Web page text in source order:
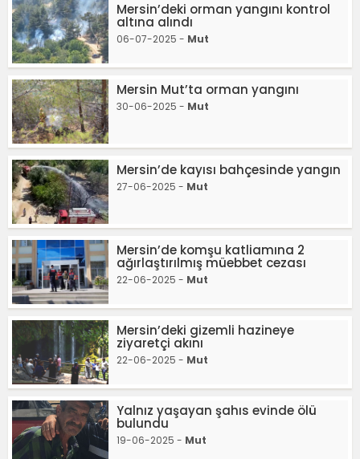
Mersin’deki orman yangını kontrol
altına alındı
06-07-2025 - Mut
Mersin Mut’ta orman yangını
30-06-2025 - Mut
Mersin’de kayısı bahçesinde yangın
27-06-2025 - Mut
Mersin’de komşu katliamına 2
ağırlaştırılmış müebbet cezası
22-06-2025 - Mut
Mersin’deki gizemli hazineye
ziyaretçi akını
22-06-2025 - Mut
Yalnız yaşayan şahıs evinde ölü
bulundu
19-06-2025 - Mut